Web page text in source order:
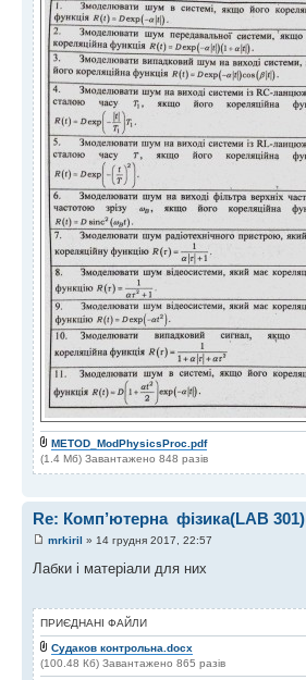
METOD_ModPhysicsProc.pdf
(1.4 Мб) Завантажено 848 разів
Re: Комп’ютерна​ ​ фізика(LAB 301)
mrkiril » 14 грудня 2017, 22:57
Лабки і матеріали для них
ПРИЄДНАНІ ФАЙЛИ
Судаков контрольна.docx
(100.48 Кб) Завантажено 865 разів